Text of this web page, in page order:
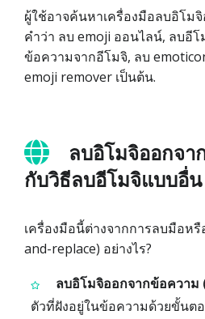
ผู้ใช้อาจค้นหาเครื่องมือลบอิโม
คำว่า ลบ emoji ออนไลน์, ลบอี
ข้อความจากอีโมจิ, ลบ
emoji remover เป็นต้น.
ลบอิโมจิออกจา
กับวิธีลบอีโมจิแบบอื่น
เครื่องมือนี้ต่างจากการลบมือห
and-replace) อย่างไร?
ลบอิโมจิออกจากข้อความ
ตัวที่ฝังอยู่ในข้อความด้วยขั้นต